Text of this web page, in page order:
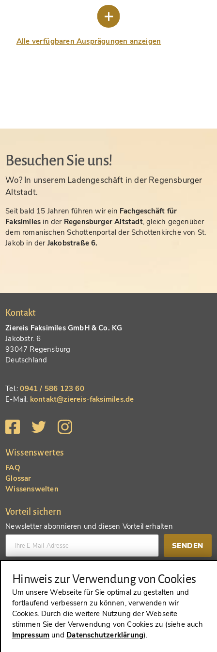
Alle verfügbaren Ausprägungen anzeigen
Besuchen Sie uns!
Wo? In unserem Ladengeschäft in der Regensburger
Altstadt.
Seit bald 15 Jahren führen wir ein Fachgeschäft für
Faksimiles in der Regensburger Altstadt, gleich gegenüber
dem romanischen Schottenportal der Schottenkirche von St.
Jakob in der Jakobstraße 6.
Kontakt
Ziereis Faksimiles GmbH & Co. KG
Jakobstr. 6
93047 Regensburg
Deutschland
Tel.:0941 / 586 123 60
E-Mail: kontakt@ziereis-faksimiles.de
Wissenswertes
FAQ
Glossar
Wissenswelten
Vorteil sichern
Newsletter abonnieren und diesen Vorteil erhalten
SENDEN
Konto anlegen und einen anderen Vorteil erhalten
SENDEN
VERTRAG WIDERRUFEN
Hinweis zur Verwendung von Cookies
Um unsere Webseite für Sie optimal zu gestalten und
fortlaufend verbessern zu können, verwenden wir
Cookies. Durch die weitere Nutzung der Webseite
stimmen Sie der Verwendung von Cookies zu (siehe auch
Impressum und Datenschutzerklärung).